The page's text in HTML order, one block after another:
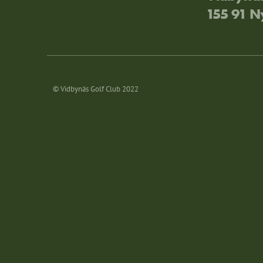
155 91
© Vidbynäs Golf Club 2022